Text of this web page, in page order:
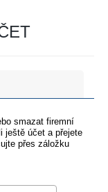
smazat firemní
ještě účet a přejete
přes záložku